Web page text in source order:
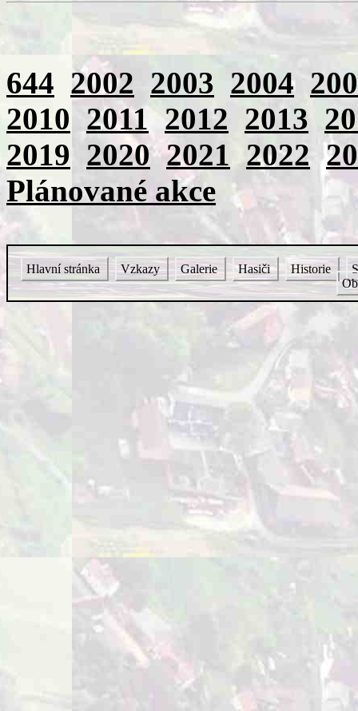
644 2002 2003 2004
2010 2011 2012 2013
2019 2020 2021 2022
Plánované akce
Hlavní stránka Vzkazy Galerie Hasiči Historie